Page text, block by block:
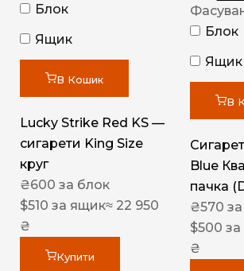
Блок
Ящик
В Кошик
Lucky Strike Red KS —
сигарети King Size
круг
₴600 за блок
$510 за ящик≈ 22 950
₴
Купити
Блок
Ящик
В
Blue
пачка
₴570
$500
₴